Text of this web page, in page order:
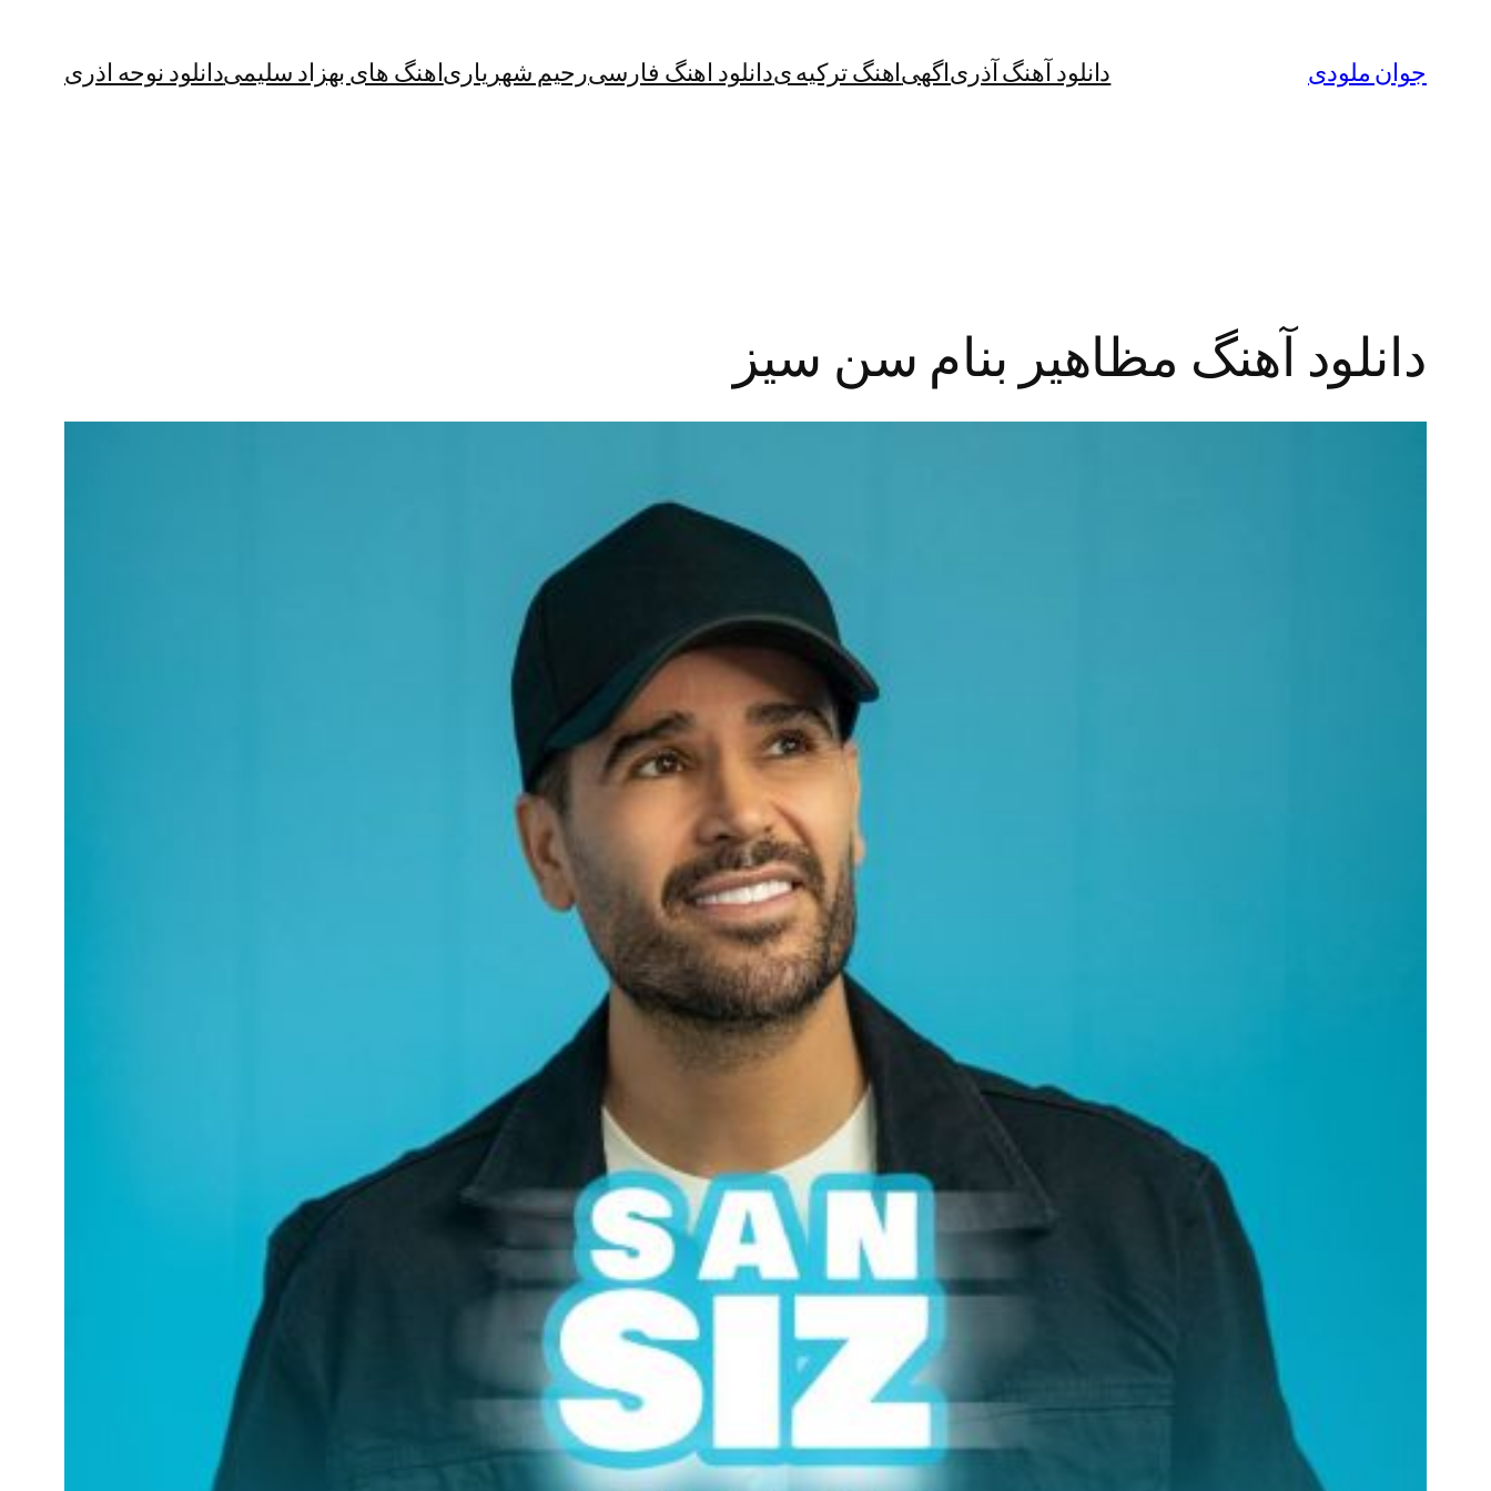
جوان ملودی دانلود آهنگ آذریاگهیاهنگ ترکیه یدانلود اهنگ فارسیرحیم شهریاریاهنگ های بهزاد سلیمیدانلود نوحه اذری
دانلود آهنگ مظاهیر بنام سن سیز